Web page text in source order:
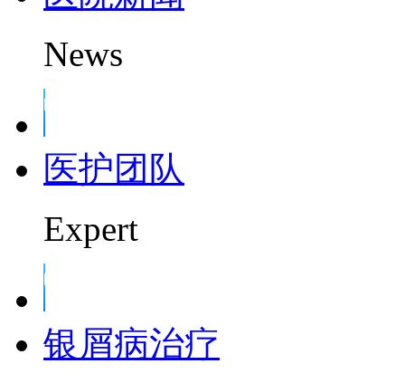
News
医护团队
Expert
银屑病治疗